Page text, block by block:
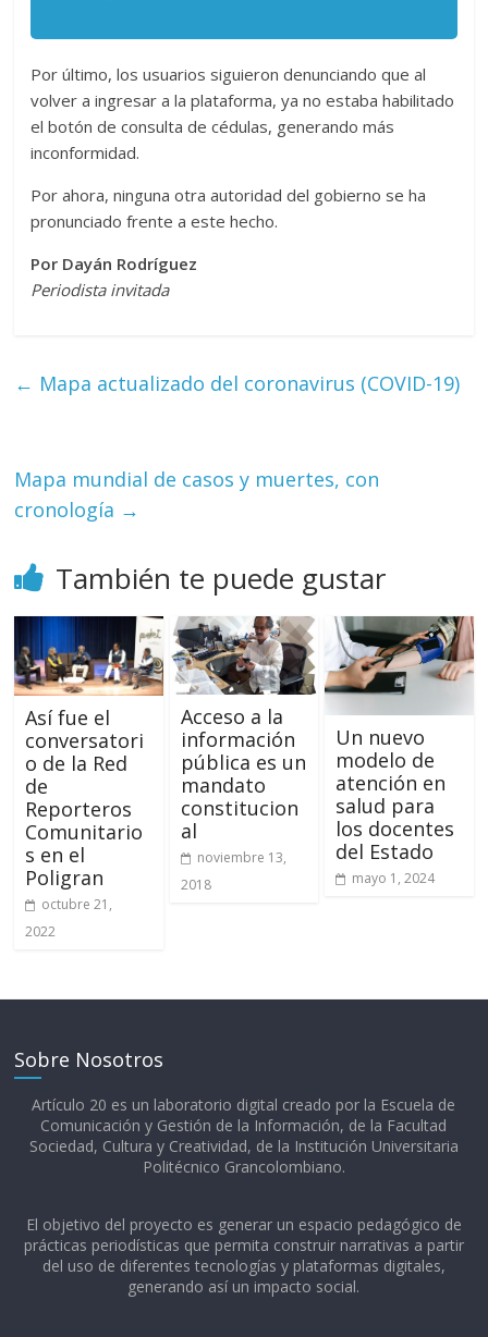
Por último, los usuarios siguieron denunciando que al
volver a ingresar a la plataforma, ya no estaba habilitado
el botón de consulta de cédulas, generando más
inconformidad.
Por ahora, ninguna otra autoridad del gobierno se ha
pronunciado frente a este hecho.
Por Dayán Rodríguez
Periodista invitada
← Mapa actualizado del coronavirus (COVID-19)
Mapa mundial de casos y muertes, con
cronología →
También te puede gustar
Así fue el
conversatori
o de la Red
de
Reporteros
Comunitario
s en el
Poligran
octubre 21,
2022
Acceso a la
información
pública es un
mandato
constitucion
al
noviembre 13,
2018
Un nuevo
modelo de
atención en
salud para
los docentes
del Estado
mayo 1, 2024
Sobre Nosotros
Artículo 20 es un laboratorio digital creado por la Escuela de
Comunicación y Gestión de la Información, de la Facultad
Sociedad, Cultura y Creatividad, de la Institución Universitaria
Politécnico Grancolombiano.​
El objetivo del proyecto es generar un espacio pedagógico de
prácticas periodísticas que permita construir narrativas a partir
del uso de diferentes tecnologías y plataformas digitales,
generando así un impacto social.